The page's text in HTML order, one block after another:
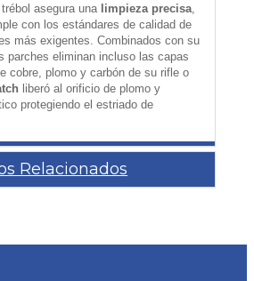
asegura una limpieza precisa,
con los estándares de calidad de
más exigentes.Combinados con su
parches eliminan incluso las capas
cobre, plomo y carbón de su rifle o
liberó al orificio de plomo y
protegiendo el estriado de
Relacionados